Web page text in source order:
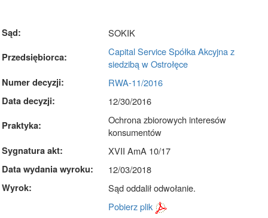
Sąd:
SOKIK
Przedsiębiorca:
Capital Service Spółka Akcyjna z
siedzibą w Ostrołęce
Numer decyzji:
RWA-11/2016
Data decyzji:
12/30/2016
Praktyka:
Ochrona zbiorowych interesów
konsumentów
Sygnatura akt:
XVII AmA 10/17
Data wydania wyroku:
12/03/2018
Wyrok:
Sąd oddalił odwołanie.
Pobierz plik